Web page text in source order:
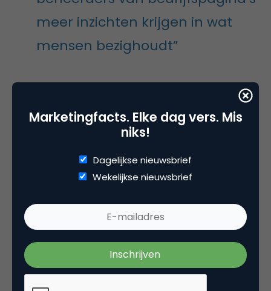
meer inzichten krijgen in wat
mensen bezighoudt”
Contentsuggesties geeft een overzicht van de
meeste populaire onderwerpen en posts onder de
doelgroep. De functie geeft ook de mogelijkheid om
populaire artikelen of posts direct te delen op de
bedrijfspagina. LinkedIn wil ervoor zorgen dat
beheerders van bedrijfspagina’s meer inzichten
relevantere content te zien krijgen.
Marketingfacts. Elke dag vers. Mis
niks!
Dagelijkse nieuwsbrief
Wekelijkse nieuwsbrief